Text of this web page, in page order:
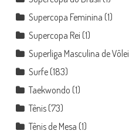
Supercopa Feminina (1)
Supercopa Rei (1)
Superliga Masculina de Vôlei
Surfe(183)
Taekwondo (1)
Tênis(73)
Tênis de Mesa (1)